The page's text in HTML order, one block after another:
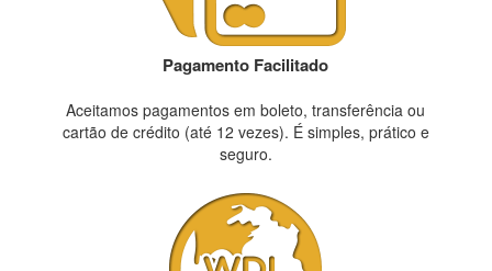
Pagamento Facilitado
Aceitamos pagamentos em boleto, transferência ou
cartão de crédito (até 12 vezes). É simples, prático e
seguro.